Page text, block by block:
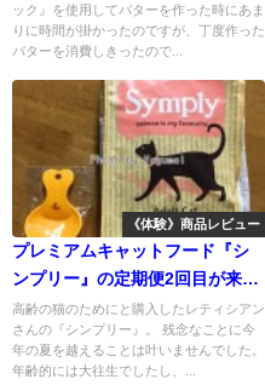
ック』を使用してバターを作った時にあま
りに時間が掛かったのですが、丁度作った
バターを消費しきったので...
《体験》商品レビュー
プレミアムキャットフード『シ
ンプリー』の定期便2回目が来
た！
高齢の猫のためにと購入したレティシアン
さんの『シンプリー』。 残念なことに今
年の夏を越えることは叶いませんでした。
年齢的には大往生でしたし、...